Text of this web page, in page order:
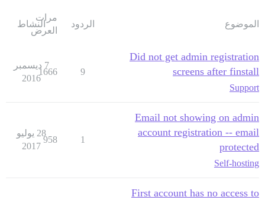
الموضوع الردود
مرات
العرض
النشاط
Did not get admin registration
screens after finstall
Support
9
1666
7 ديسمبر
2016
Email not showing on admin
account registration -- email
protected
Self-hosting
1
958
28 يوليو
2017
First account has no access to